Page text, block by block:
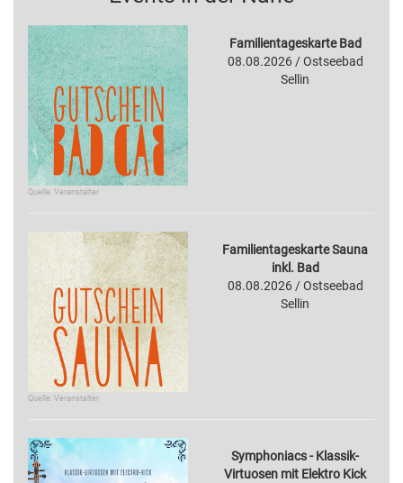
Quelle: Veranstalter
Familientageskarte Bad
08.08.2026 / Ostseebad
Sellin
Quelle: Veranstalter
Familientageskarte Sauna
inkl. Bad
08.08.2026 / Ostseebad
Sellin
Symphoniacs - Klassik-
Virtuosen mit Elektro Kick